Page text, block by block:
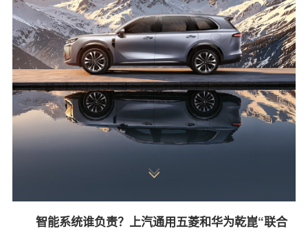
智能系统谁负责？上汽通用五菱和华为乾崑“联合